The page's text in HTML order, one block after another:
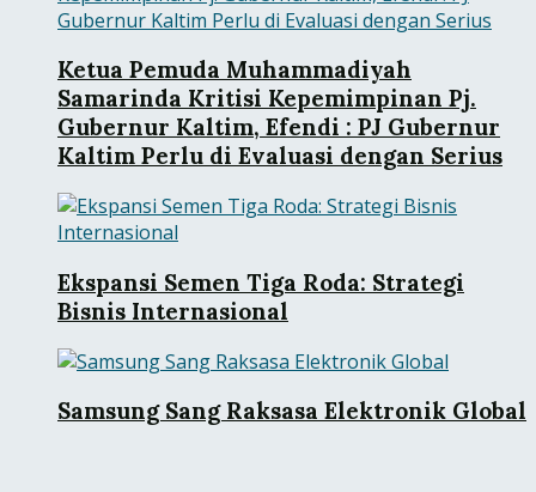
Ketua Pemuda Muhammadiyah
Samarinda Kritisi Kepemimpinan Pj.
Gubernur Kaltim, Efendi : PJ Gubernur
Kaltim Perlu di Evaluasi dengan Serius
Ekspansi Semen Tiga Roda: Strategi
Bisnis Internasional
Samsung Sang Raksasa Elektronik Global